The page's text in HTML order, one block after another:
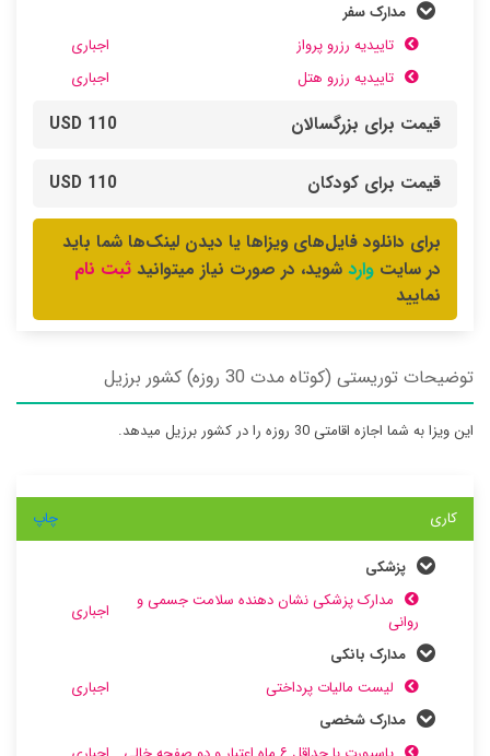
مدارک سفر
تاییدیه رزرو پرواز
اجباری
تاییدیه رزرو هتل
اجباری
قیمت برای بزرگسالان 110 USD
قیمت برای کودکان 110 USD
برای دانلود فایل‌های ویزاها یا دیدن لینک‌ها شما باید
در سایت وارد شوید، در صورت نیاز میتوانید ثبت نام
نمایید
توضیحات توریستی (کوتاه مدت 30 روزه) کشور برزیل
این ویزا به شما اجازه اقامتی 30 روزه را در کشور برزیل میدهد.
کاری چاپ
پزشکی
مدارک پزشکی نشان دهنده سلامت جسمی و
روانی
اجباری
مدارک بانکی
لیست مالیات پرداختی
اجباری
مدارک شخصی